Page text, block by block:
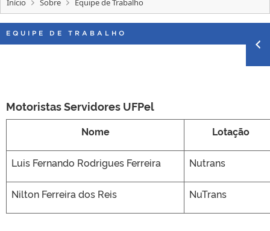
EDITAIS
Início Sobre Equipe de Trabalho
EQUIPE DE TRABALHO
Motoristas Servidores UFPel
Nome Lotação
Luis Fernando Rodrigues Ferreira Nutrans
Nilton Ferreira dos Reis NuTrans